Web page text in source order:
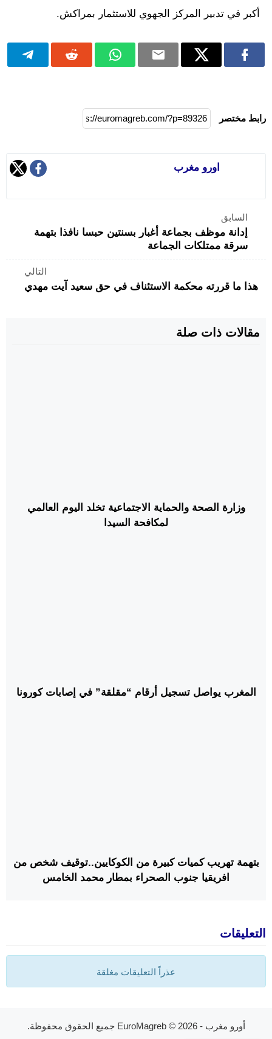
أكبر في تدبير المركز الجهوي للاستثمار بمراكش.
رابط مختصر
اورو مغرب
السابق
إدانة موظف بجماعة أغبار بسنتين حبسا نافذا بتهمة
سرقة ممتلكات الجماعة
التالي
هذا ما قررته محكمة الاستئناف في حق سعيد آيت مهدي
مقالات ذات صلة
وزارة الصحة والحماية الاجتماعية تخلد اليوم العالمي
لمكافحة السيدا
المغرب يواصل تسجيل أرقام “مقلقة” في إصابات كورونا
بتهمة تهريب كميات كبيرة من الكوكايين..توقيف شخص من
افريقيا جنوب الصحراء بمطار محمد الخامس
التعليقات
عذراً التعليقات مغلقة
أورو مغرب - EuroMagreb© 2026 جميع الحقوق محفوظة.